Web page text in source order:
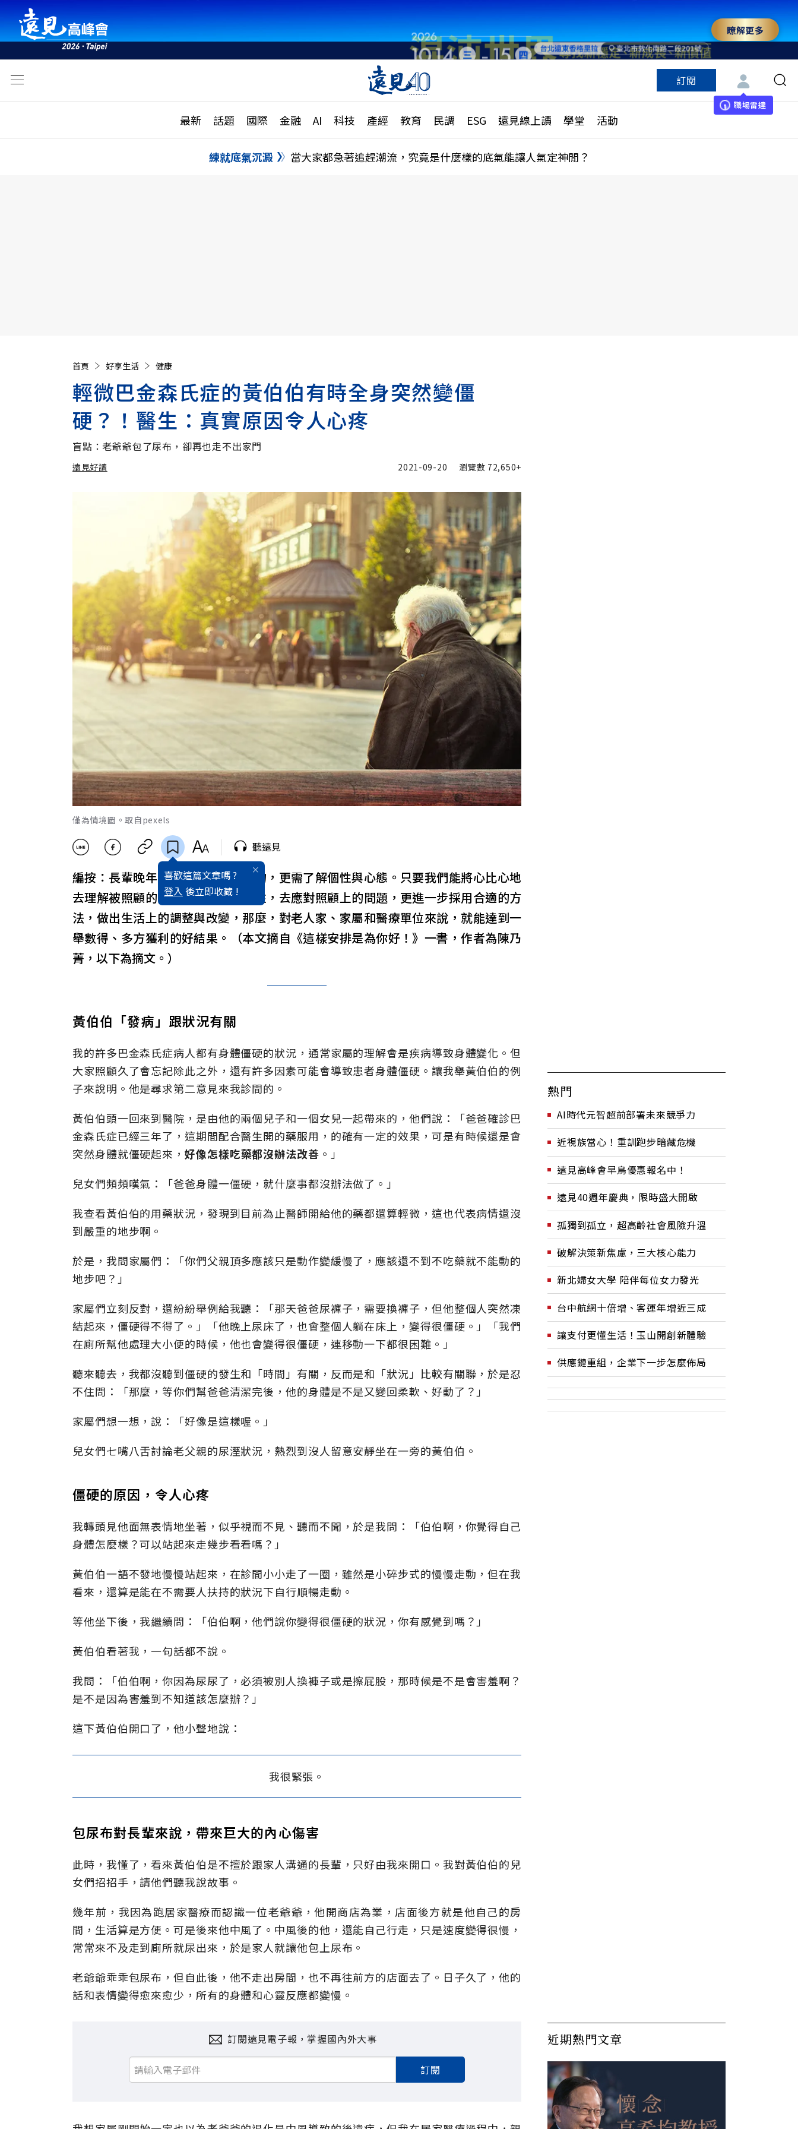
瞭解更多
訂閱
職場雷達
最新 話題 國際 金融 AI 科技 產經 教育 民調 ESG 遠見線上讀 學堂 活動
活動
話題
國際
特輯
大學升學、職涯攻略
縣市施政調查全解析
民調
更多訂閱方案
特色頻道
練就底氣沉澱 當大家都急著追趕潮流，究竟是什麼樣的底氣能讓人氣定神閒？
首頁 好享生活 健康
輕微巴金森氏症的黃伯伯有時全身突然變僵
硬？！醫生：真實原因令人心疼
盲點：老爺爺包了尿布，卻再也走不出家門
遠見好讀
加入追蹤
2021-09-20 瀏覽數 72,650+
僅為情境圖。取自pexels
喜歡這篇文章嗎 ?
登入 後立即收藏 !
聽遠見
編按：長輩晚年的照顧問題不只藥物，更需了解個性與心態。只要我們能將心比心地
去理解被照顧的長輩，根據他的個性，去應對照顧上的問題，更進一步採用合適的方
法，做出生活上的調整與改變，那麼，對老人家、家屬和醫療單位來說，就能達到一
舉數得、多方獲利的好結果。（本文摘自《這樣安排是為你好！》一書，作者為陳乃
菁，以下為摘文。）
黃伯伯「發病」跟狀況有關
我的許多巴金森氏症病人都有身體僵硬的狀況，通常家屬的理解會是疾病導致身體變化。但
大家照顧久了會忘記除此之外，還有許多因素可能會導致患者身體僵硬。讓我舉黃伯伯的例
子來說明。他是尋求第二意見來我診間的。
黃伯伯頭一回來到醫院，是由他的兩個兒子和一個女兒一起帶來的，他們說：「爸爸確診巴
金森氏症已經三年了，這期間配合醫生開的藥服用，的確有一定的效果，可是有時候還是會
突然身體就僵硬起來， 好像怎樣吃藥都沒辦法改善 。」
兒女們頻頻嘆氣：「爸爸身體一僵硬，就什麼事都沒辦法做了。」
我查看黃伯伯的用藥狀況，發現到目前為止醫師開給他的藥都還算輕微，這也代表病情還沒
到嚴重的地步啊。
於是，我問家屬們：「你們父親頂多應該只是動作變緩慢了，應該還不到不吃藥就不能動的
地步吧？」
家屬們立刻反對，還紛紛舉例給我聽：「那天爸爸尿褲子，需要換褲子，但他整個人突然凍
結起來，僵硬得不得了。」「他晚上尿床了，也會整個人躺在床上，變得很僵硬。」「我們
在廁所幫他處理大小便的時候，他也會變得很僵硬，連移動一下都很困難。」
聽來聽去，我都沒聽到僵硬的發生和「時間」有關，反而是和「狀況」比較有關聯，於是忍
不住問：「那麼，等你們幫爸爸清潔完後，他的身體是不是又變回柔軟、好動了？」
家屬們想一想，說：「好像是這樣喔。」
兒女們七嘴八舌討論老父親的尿溼狀況，熱烈到沒人留意安靜坐在一旁的黃伯伯。
僵硬的原因，令人心疼
我轉頭見他面無表情地坐著，似乎視而不見、聽而不聞，於是我問：「伯伯啊，你覺得自己
身體怎麼樣？可以站起來走幾步看看嗎？」
黃伯伯一語不發地慢慢站起來，在診間小小走了一圈，雖然是小碎步式的慢慢走動，但在我
看來，還算是能在不需要人扶持的狀況下自行順暢走動。
等他坐下後，我繼續問：「伯伯啊，他們說你變得很僵硬的狀況，你有感覺到嗎？」
黃伯伯看著我，一句話都不說。
我問：「伯伯啊，你因為尿尿了，必須被別人換褲子或是擦屁股，那時候是不是會害羞啊？
是不是因為害羞到不知道該怎麼辦？」
這下黃伯伯開口了，他小聲地說：
我很緊張。
包尿布對長輩來說，帶來巨大的內心傷害
此時，我懂了，看來黃伯伯是不擅於跟家人溝通的長輩，只好由我來開口。我對黃伯伯的兒
女們招招手，請他們聽我說故事。
幾年前，我因為跑居家醫療而認識一位老爺爺，他開商店為業，店面後方就是他自己的房
間，生活算是方便。可是後來他中風了。中風後的他，還能自己行走，只是速度變得很慢，
常常來不及走到廁所就尿出來，於是家人就讓他包上尿布。
老爺爺乖乖包尿布，但自此後，他不走出房間，也不再往前方的店面去了。日子久了，他的
話和表情變得愈來愈少，所有的身體和心靈反應都變慢。
訂閱遠見電子報，掌握國內外大事
訂閱
熱門
AI時代元智超前部署未來競爭力
近視族當心！重訓跑步暗藏危機
遠見高峰會早鳥優惠報名中！
遠見40週年慶典，限時盛大開啟
孤獨到孤立，超高齡社會風險升溫
破解決策新焦慮，三大核心能力
新北婦女大學 陪伴每位女力發光
台中航網十倍增、客運年增近三成
讓支付更懂生活！玉山開創新體驗
供應鏈重組，企業下一步怎麼佈局
近期熱門文章